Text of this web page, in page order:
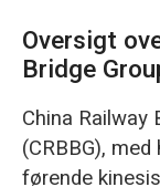
Oversigt
Bridge
China Railway
(CRBBG),
førende